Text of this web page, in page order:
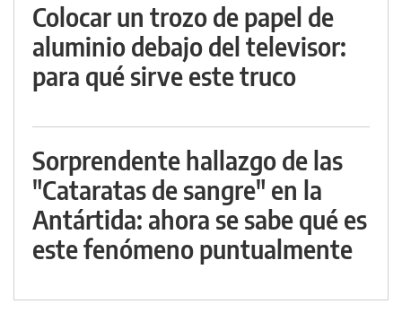
Colocar un trozo de papel de
aluminio debajo del televisor:
para qué sirve este truco
Sorprendente hallazgo de las
"Cataratas de sangre" en la
Antártida: ahora se sabe qué es
este fenómeno puntualmente